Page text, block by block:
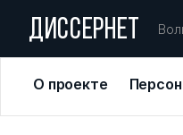
ДИССЕРНЕТ
О проекте